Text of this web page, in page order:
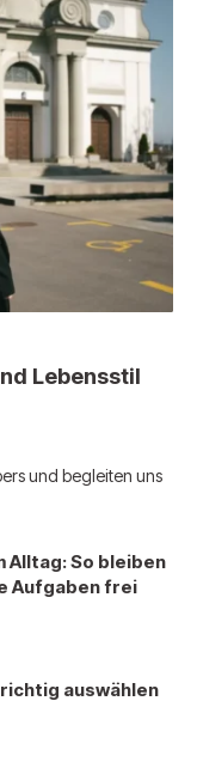
Lebensstil
und begleiten uns
Alltag: So bleiben
Aufgaben frei
auswählen